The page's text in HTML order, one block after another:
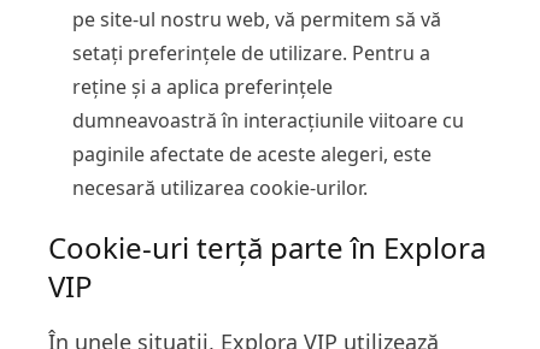
pe site-ul nostru web, vă permitem să vă
setați preferințele de utilizare. Pentru a
reține și a aplica preferințele
dumneavoastră în interacțiunile viitoare cu
paginile afectate de aceste alegeri, este
necesară utilizarea cookie-urilor.
Cookie-uri terță parte în Explora
VIP
În unele situații, Explora VIP utilizează